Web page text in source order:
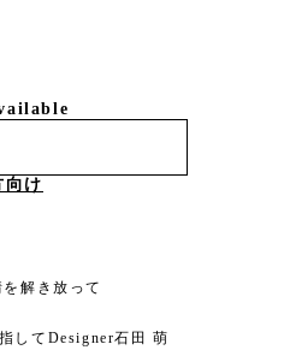
向け
解き放って
してDesigner石田 萌